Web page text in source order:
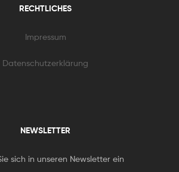
RECHTLICHES
Impressum
Datenschutzerklärung
NEWSLETTER
sich in unseren Newsletter ein